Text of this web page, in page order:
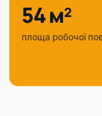
54 м²
площа робочої